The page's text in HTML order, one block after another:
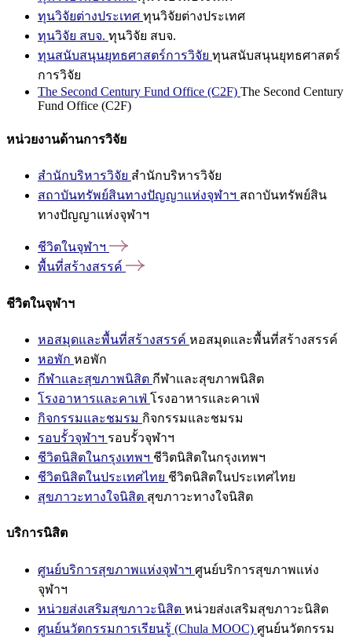
ทุนวิจัยต่างประเทศ ทุนวิจัยต่างประเทศ
ทุนวิจัย สบจ. ทุนวิจัย สบจ.
ทุนสนับสนุนยุทธศาสตร์การวิจัย ทุนสนับสนุนยุทธศาสตร์
การวิจัย
The Second Century Fund Office (C2F) The Second Century
Fund Office (C2F)
หน่วยงานด้านการวิจัย
สำนักบริหารวิจัย สำนักบริหารวิจัย
สถาบันทรัพย์สินทางปัญญาแห่งจุฬาฯ สถาบันทรัพย์สิน
ทางปัญญาแห่งจุฬาฯ
ชีวิตในจุฬาฯ
พื้นที่สร้างสรรค์
ชีวิตในจุฬาฯ
หอสมุดและพื้นที่สร้างสรรค์ หอสมุดและพื้นที่สร้างสรรค์
หอพัก หอพัก
กีฬาและสุขภาพนิสิต กีฬาและสุขภาพนิสิต
โรงอาหารและคาเฟ่ โรงอาหารและคาเฟ่
กิจกรรมและชมรม กิจกรรมและชมรม
รอบรั้วจุฬาฯ รอบรั้วจุฬาฯ
ชีวิตนิสิตในกรุงเทพฯ ชีวิตนิสิตในกรุงเทพฯ
ชีวิตนิสิตในประเทศไทย ชีวิตนิสิตในประเทศไทย
สุขภาวะทางใจนิสิต สุขภาวะทางใจนิสิต
บริการนิสิต
ศูนย์บริการสุขภาพแห่งจุฬาฯ ศูนย์บริการสุขภาพแห่ง
จุฬาฯ
หน่วยส่งเสริมสุขภาวะนิสิต หน่วยส่งเสริมสุขภาวะนิสิต
ศูนย์นวัตกรรมการเรียนรู้ (Chula MOOC) ศูนย์นวัตกรรม